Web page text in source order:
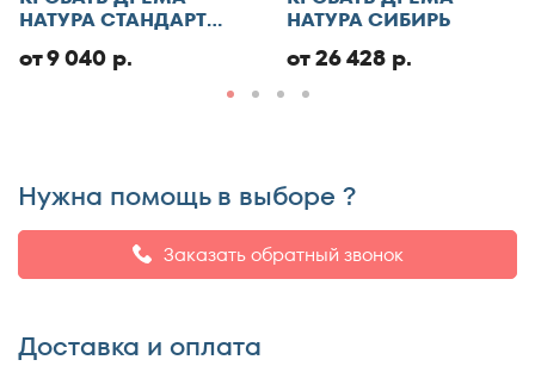
Добавить отзыв
НАТУРА СТАНДАРТ
от 9 040 р.
НАТУРА СИБИРЬ
от 26 428 р.
Нужна помощь в выборе ?
Заказать обратный звонок
Доставка и оплата